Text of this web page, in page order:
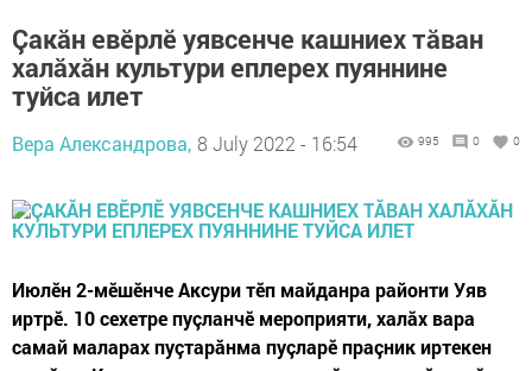
Çакăн евӗрлӗ уявсенче кашниех тăван
халăхăн культури еплерех пуяннине
туйса илет
Вера Александрова, 8 July 2022 - 16:54 995 0 0
Июлӗн 2-мӗшӗнче Аксури тӗп майданра районти Уяв
иртрӗ. 10 сехетре пуçланчӗ мероприяти, халăх вара
самай маларах пуçтарăнма пуçларӗ праçник иртекен